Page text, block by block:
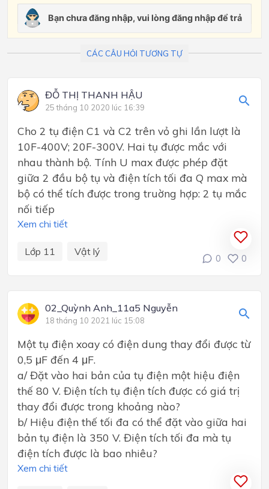
CÁC CÂU HỎI TƯƠNG TỰ
ĐỖ THỊ THANH HẬU
25 tháng 10 2020 lúc 16:39
Cho 2 tụ điện C1 và C2 trên vỏ ghi lần lượt là
10F-400V; 20F-300V. Hai tụ được mắc với
nhau thành bộ. Tính U max được phép đặt
giữa 2 đầu bộ tụ và điện tích tối đa Q max mà
bộ có thể tích được trong truờng hợp: 2 tụ mắc
nối tiếp
Xem chi tiết
Lớp 11 Vật lý
0 0
02_Quỳnh Anh_11a5 Nguyễn
18 tháng 10 2021 lúc 15:08
Một tụ điện xoay có điện dung thay đổi được từ
0,5 μF đến 4 μF.
a/ Đặt vào hai bản của tụ điện một hiệu điện
thế 80 V. Điện tích tụ điện tích được có giá trị
thay đổi được trong khoảng nào?
b/ Hiệu điện thế tối đa có thể đặt vào giữa hai
bản tụ điện là 350 V. Điện tích tối đa mà tụ
điện tích được là bao nhiêu?
Xem chi tiết